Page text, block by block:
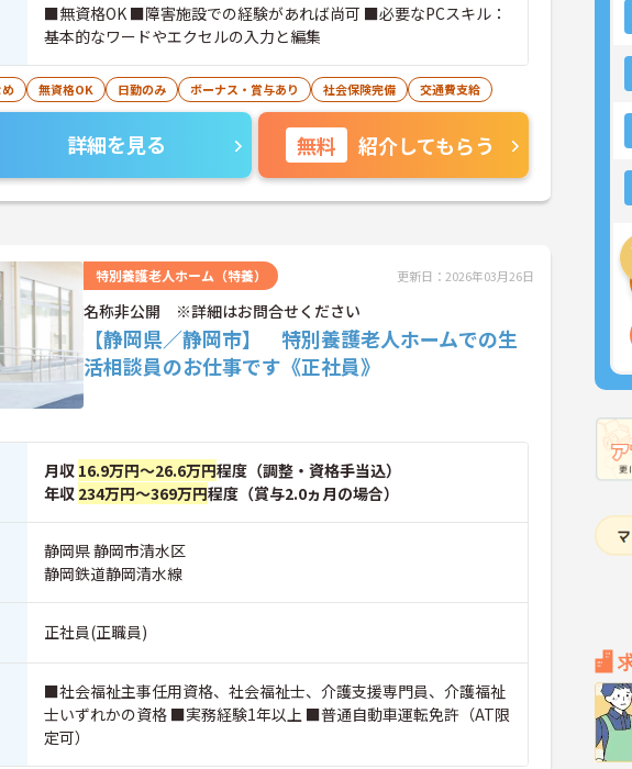
■無資格OK ■障害施設での経験があれば尚可 ■必要なPCスキル：
基本的なワードやエクセルの入力と編集
無資格OK 日勤のみ ボーナス・賞与あり 社会保険完備 交通費支給
詳細を見る 無料 紹介してもらう
特別養護老人ホーム（特養） 更新日：2026年03月26日
名称非公開 ※詳細はお問合せください
【静岡県／静岡市】 特別養護老人ホームでの生
活相談員のお仕事です《正社員》
月収 16.9万円～26.6万円程度（調整・資格手当込）
年収 234万円～369万円程度（賞与2.0ヵ月の場合）
静岡県 静岡市清水区
静岡鉄道静岡清水線
正社員(正職員)
■社会福祉主事任用資格、社会福祉士、介護支援専門員、介護福祉
士いずれかの資格 ■実務経験1年以上 ■普通自動車運転免許（AT限
定可）